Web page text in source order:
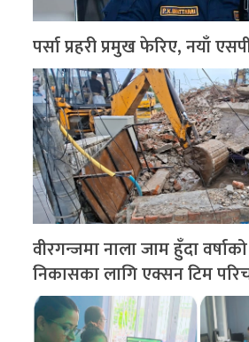
पर्सा प्रहरी प्रमुख फेरिए, नयाँ
वीरगन्जमा नाला जाम हुँदा
निकासका लागि एक्सन टिम